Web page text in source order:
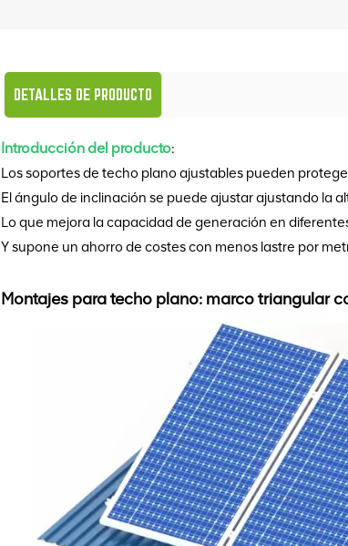
DETALLES DE PRODUCTO
Introducción del producto:
Los soportes de techo plano ajustables pueden
El ángulo de inclinación se puede ajustar ajustando la
Lo que mejora la capacidad de generación en
Y supone un ahorro de costes con menos lastre por
Montajes para techo plano: marco triangular